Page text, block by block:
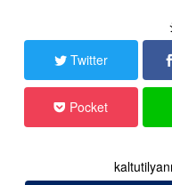
Twitter
Pocket